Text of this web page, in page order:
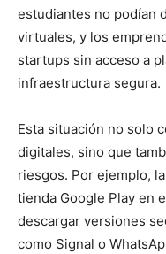
estudiantes no podían
virtuales, y los
startups sin acceso a
infraestructura segura.
Esta situación no solo
digitales, sino que
riesgos. Por ejemplo,
tienda Google Play en
descargar versiones
como Signal o